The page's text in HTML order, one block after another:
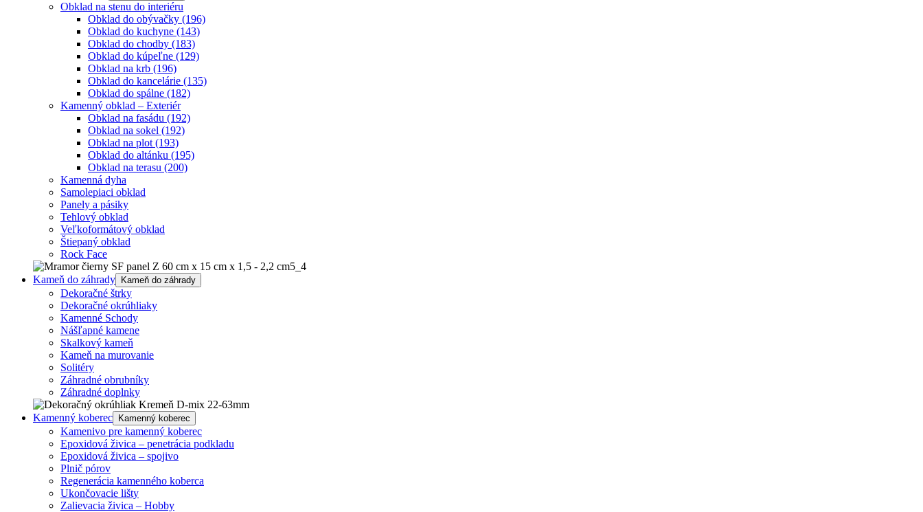
Obklad na stenu do interiéru
Obklad do obývačky (196)
Obklad do kuchyne (143)
Obklad do chodby (183)
Obklad do kúpeľne (129)
Obklad na krb (196)
Obklad do kancelárie (135)
Obklad do spálne (182)
Kamenný obklad – Exteriér
Obklad na fasádu (192)
Obklad na sokel (192)
Obklad na plot (193)
Obklad do altánku (195)
Obklad na terasu (200)
Kamenná dyha
Samolepiaci obklad
Panely a pásiky
Tehlový obklad
Veľkoformátový obklad
Štiepaný obklad
Rock Face
Kameň do záhrady Kameň do záhrady
Dekoračné štrky
Dekoračné okrúhliaky
Kamenné Schody
Nášľapné kamene
Skalkový kameň
Kameň na murovanie
Solitéry
Záhradné obrubníky
Záhradné doplnky
Kamenný koberec Kamenný koberec
Kamenivo pre kamenný koberec
Epoxidová živica – penetrácia podkladu
Epoxidová živica – spojivo
Plnič pórov
Regenerácia kamenného koberca
Ukončovacie lišty
Zalievacia živica – Hobby